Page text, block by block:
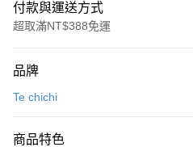
付款與運送方式
超取滿NT$388免運
信用卡一次付款
3 期 0 利率 每期
品牌
Te chichi
商品特色